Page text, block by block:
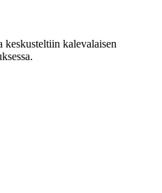
keskusteltiin kalevalaisen